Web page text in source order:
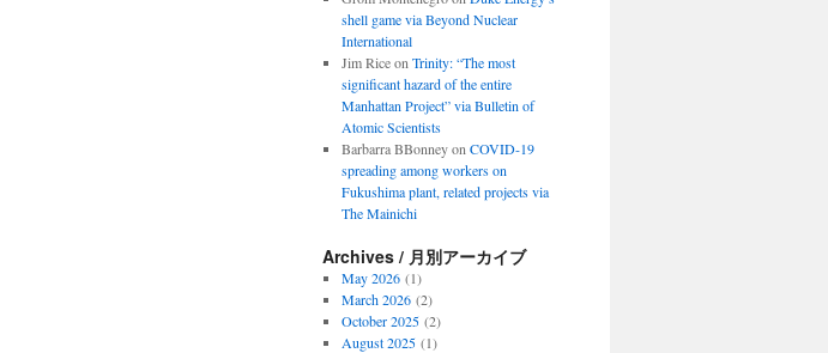
shell game via Beyond Nuclear
International
Jim Riceon Trinity: “The most
significant hazard of the entire
Manhattan Project” via Bulletin of
Atomic Scientists
Barbarra BBonneyon COVID-19
spreading among workers on
Fukushima plant, related projects via
The Mainichi
Archives / 月別アーカイブ
May 2026(1)
March 2026(2)
October 2025(2)
August 2025(1)